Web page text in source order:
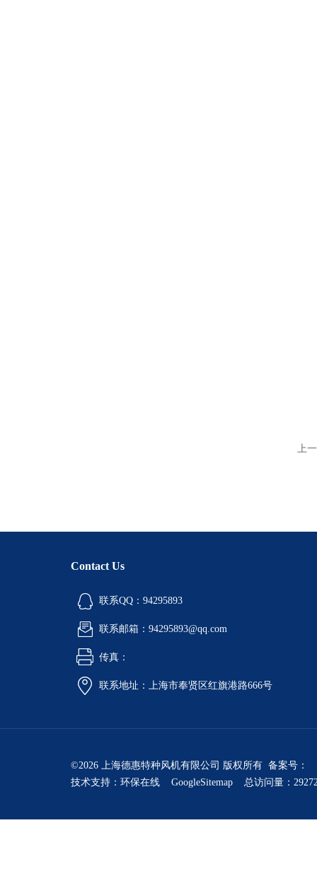
上
Contact Us
联系QQ：94295893
联系邮箱：94295893@qq.com
传真：
联系地址：上海市奉贤区红旗港路666号
©2026 上海德惠特种风机有限公司 版权所有 备案号：
技术支持： 环保在线 GoogleSitemap 总访问量：